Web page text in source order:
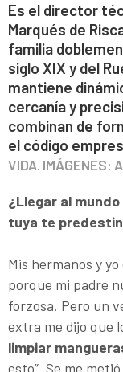
Es el director
Marqués de
familia
siglo XIX y del
mantiene
cercanía y
combinan de
el código
VIDA. IMÁGENES:
¿Llegar al
tuya te
Mis hermanos y
porque mi padre
forzosa. Pero un
extra me dijo que
limpiar
esto”. Se me